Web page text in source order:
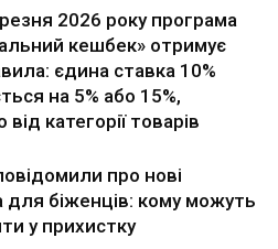
2026 року програма
кешбек» отримує
єдина ставка 10%
на 5% або 15%,
категорії товарів
про нові
для біженців: кому можуть
у прихистку